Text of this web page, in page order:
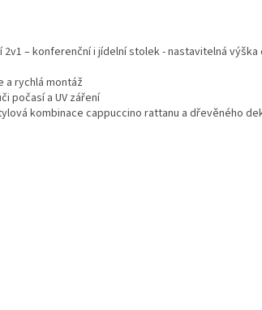
2v1 – konferenční i jídelní stolek - nastavitelná výška
a rychlá montáž
počasí a UV záření
kombinace cappuccino rattanu a dřevěného